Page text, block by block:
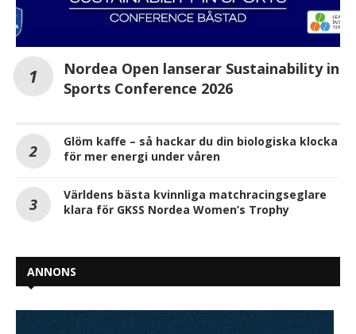
Nordea Open lanserar Sustainability in
Sports Conference 2026
Glöm kaffe – så hackar du din biologiska klocka
för mer energi under våren
Världens bästa kvinnliga matchracingseglare
klara för GKSS Nordea Women’s Trophy
ANNONS